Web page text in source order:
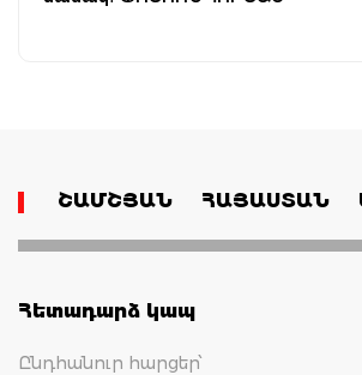
ՇԱՄՇՅԱՆ ՀԱՅԱՍՏԱՆ
Հետադարձ կապ
Ընդհանուր հարցեր՝